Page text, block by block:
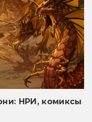
НРИ, комиксы